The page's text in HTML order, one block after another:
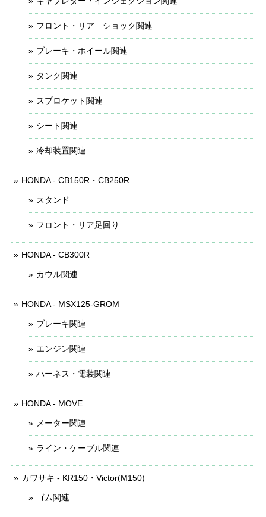
フロント・リア ショック関連
ブレーキ・ホイール関連
タンク関連
スプロケット関連
シート関連
冷却装置関連
HONDA - CB150R・CB250R
スタンド
フロント・リア足回り
HONDA - CB300R
カウル関連
HONDA - MSX125-GROM
ブレーキ関連
エンジン関連
ハーネス・電装関連
HONDA - MOVE
メーター関連
ライン・ケーブル関連
カワサキ - KR150・Victor(M150)
ゴム関連